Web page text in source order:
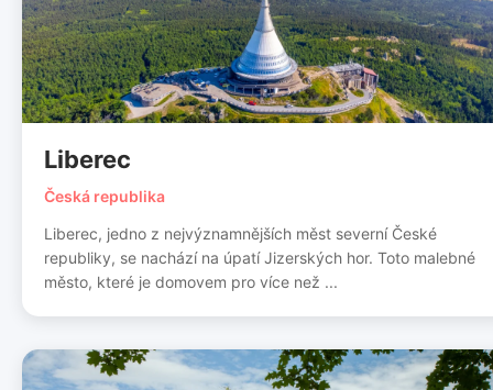
Liberec
Česká republika
Liberec, jedno z nejvýznamnějších měst severní České
republiky, se nachází na úpatí Jizerských hor. Toto malebné
město, které je domovem pro více než ...